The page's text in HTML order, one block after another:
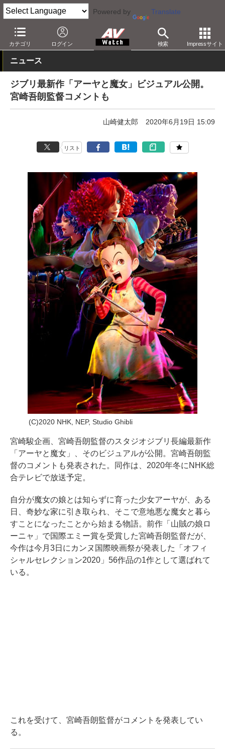
Powered by Translate
カテゴリ ログイン 検索 Impressサイト
AV Watch コンテンツ・サービス 放送 その他
ニュース
ジブリ最新作「アーヤと魔女」ビジュアル公開。
宮崎吾朗監督コメントも
山崎健太郎 2020年6月19日 15:09
リスト
(C)2020 NHK, NEP, Studio Ghibli
宮崎駿企画、宮崎吾朗監督のスタジオジブリ長編最新作
「アーヤと魔女」、そのビジュアルが公開。宮崎吾朗監
督のコメントも発表された。同作は、2020年冬にNHK総
合テレビで放送予定。
自分が魔女の娘とは知らずに育った少女アーヤが、ある
日、奇妙な家に引き取られ、そこで意地悪な魔女と暮ら
すことになったことから始まる物語。前作「山賊の娘ロ
ーニャ」で国際エミー賞を受賞した宮崎吾朗監督だが、
今作は今月3日にカンヌ国際映画祭が発表した「オフィ
シャルセレクション2020」56作品の1作として選ばれて
いる。
これを受けて、宮崎吾朗監督がコメントを発表してい
る。